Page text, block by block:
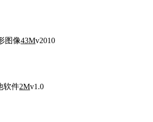
图像43Mv2010
软件2Mv1.0